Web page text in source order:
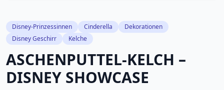
Disney-Prinzessinnen Cinderella
Dekorationen
Disney Geschirr
Kelche
ASCHENPUTTEL-KELCH –
DISNEY SHOWCASE